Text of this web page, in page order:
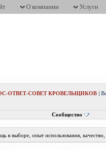
О компании Услуги
ОТВЕТ-СОВЕТ КРОВЕЛЬЩИКОВ |
Сообщество
в выборе, опыт использования,